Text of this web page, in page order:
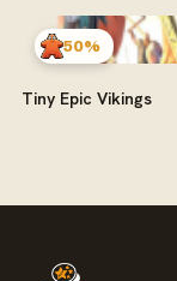
50%
Tiny Epic Vikings